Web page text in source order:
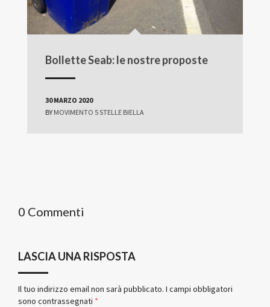
Bollette Seab: le nostre proposte
30 MARZO 2020
BY MOVIMENTO 5 STELLE BIELLA
0 Commenti
LASCIA UNA RISPOSTA
Il tuo indirizzo email non sarà pubblicato. I campi obbligatori
sono contrassegnati *